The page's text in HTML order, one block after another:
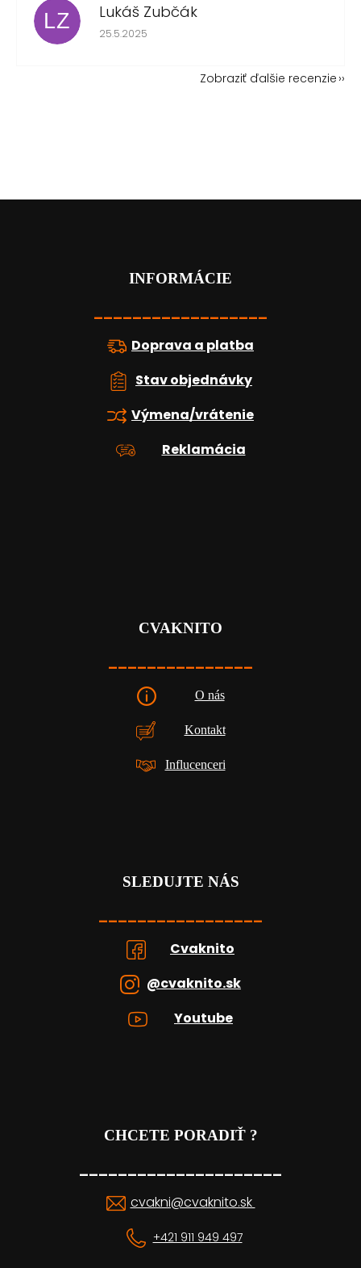
LZ Lukáš Zubčák
Hodnotenie obchodu je 5 z 5 hviezdičiek.
25.5.2025
Zobraziť ďalšie recenzie
INFORMÁCIE
__________________
Doprava a platba
Stav objednávky
Výmena/vrátenie
Reklamácia
CVAKNITO
_______________
O nás
Kontakt
Influcenceri
SLEDUJTE NÁS
_________________
Cvaknito
@cvaknito.sk
Youtube
CHCETE PORADIŤ ?
_____________________
cvakni@cvaknito.sk
+421 911 949 497